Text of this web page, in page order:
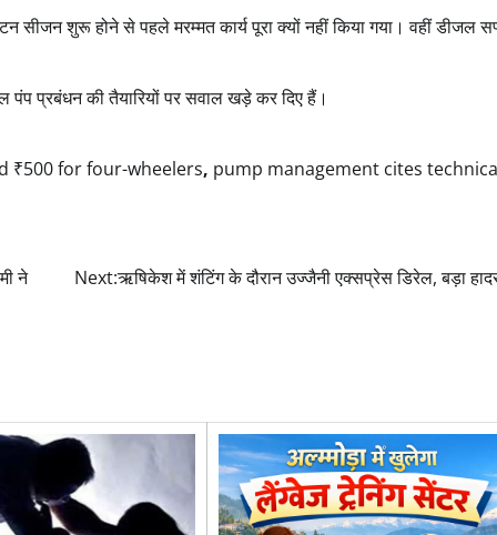
सीजन शुरू होने से पहले मरम्मत कार्य पूरा क्यों नहीं किया गया। वहीं डीजल
प्रबंधन की तैयारियों पर सवाल खड़े कर दिए हैं।
₹500 for four-wheelers, pump management cites
ने Next:ऋषिकेश में शंटिंग के दौरान उज्जैनी एक्सप्रेस डिरेल, बड़ा